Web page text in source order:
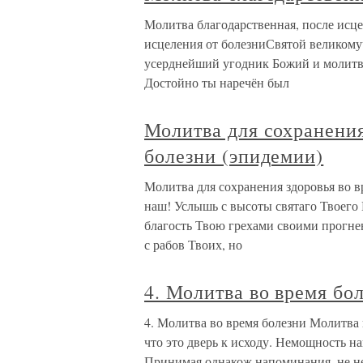
Молитва благодарственная, после
исцеления от болезниСвятой
усерднейший угодник Божий и
Достойно ты наречён был
Молитва для
болезни (эпидемии)
Молитва для сохранения здоровья во
наш! Услышь с высоты святаго
благость Твою грехами своими
с рабов Твоих, но
4. Молитва во время
4. Молитва во время болезни Молитва
что это дверь к исходу. Немощность